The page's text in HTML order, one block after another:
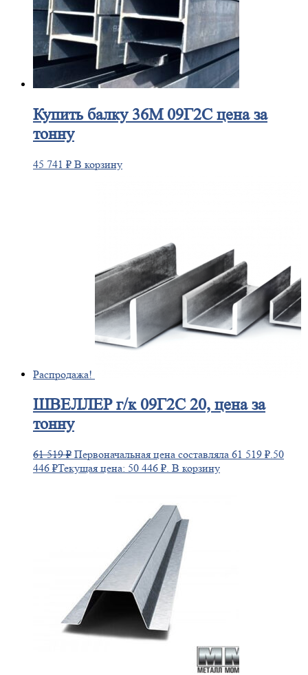
Купитьбалку 36М 09Г2С цена за
тонну
45 741 ₽ В корзину
Распродажа!
ШВЕЛЛЕРг/к 09Г2С 20, цена за
тонну
61 519₽ Первоначальная цена составляла 61 519 ₽. 50
446 ₽Текущая цена: 50 446 ₽. В корзину